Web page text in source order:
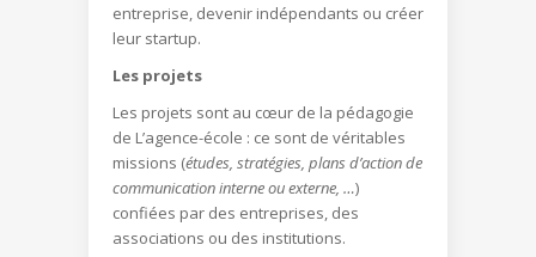
entreprise, devenir indépendants ou créer
leur startup.
Les projets
Les projets sont au cœur de la pédagogie
de L’agence-école : ce sont de véritables
missions (études, stratégies, plans d’action de
communication interne ou externe, …)
confiées par des entreprises, des
associations ou des institutions.